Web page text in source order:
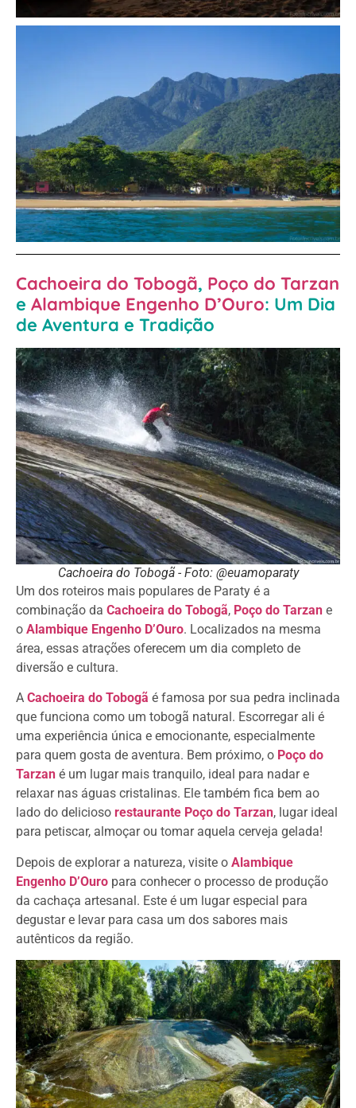
Cachoeira do Tobogã, Poço do Tarzan
e Alambique Engenho D’Ouro: Um Dia
de Aventura e Tradição
Cachoeira do Tobogã - Foto: @euamoparaty
Um dos roteiros mais populares de Paraty é a
combinação da Cachoeira do Tobogã, Poço do Tarzan e
o Alambique Engenho D’Ouro. Localizados na mesma
área, essas atrações oferecem um dia completo de
diversão e cultura.
A Cachoeira do Tobogã é famosa por sua pedra inclinada
que funciona como um tobogã natural. Escorregar ali é
uma experiência única e emocionante, especialmente
para quem gosta de aventura. Bem próximo, o Poço do
Tarzan é um lugar mais tranquilo, ideal para nadar e
relaxar nas águas cristalinas. Ele também fica bem ao
lado do delicioso restaurante Poço do Tarzan, lugar ideal
para petiscar, almoçar ou tomar aquela cerveja gelada!
Depois de explorar a natureza, visite o Alambique
Engenho D’Ouro para conhecer o processo de produção
da cachaça artesanal. Este é um lugar especial para
degustar e levar para casa um dos sabores mais
autênticos da região.